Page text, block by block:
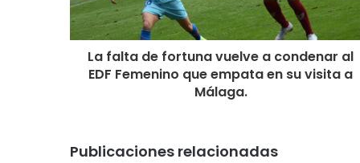
La falta de fortuna vuelve a condenar al
EDF Femenino que empata en su visita a
Málaga.
Publicaciones relacionadas